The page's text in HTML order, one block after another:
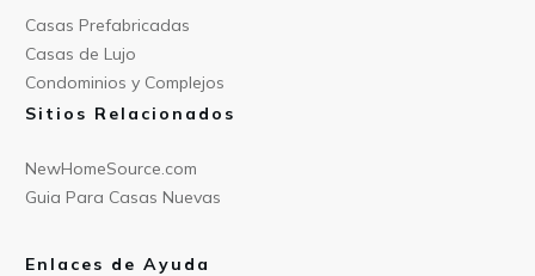
Casas Prefabricadas
Casas de Lujo
Condominios y Complejos
Sitios Relacionados
NewHomeSource.com
Guia Para Casas Nuevas
Enlaces de Ayuda